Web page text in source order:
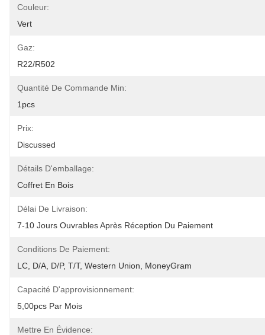
Couleur:
Vert
Gaz:
R22/R502
Quantité De Commande Min:
1pcs
Prix:
Discussed
Détails D'emballage:
Coffret En Bois
Délai De Livraison:
7-10 Jours Ouvrables Après Réception Du Paiement
Conditions De Paiement:
LC, D/A, D/P, T/T, Western Union, MoneyGram
Capacité D'approvisionnement:
5,00pcs Par Mois
Mettre En Évidence: